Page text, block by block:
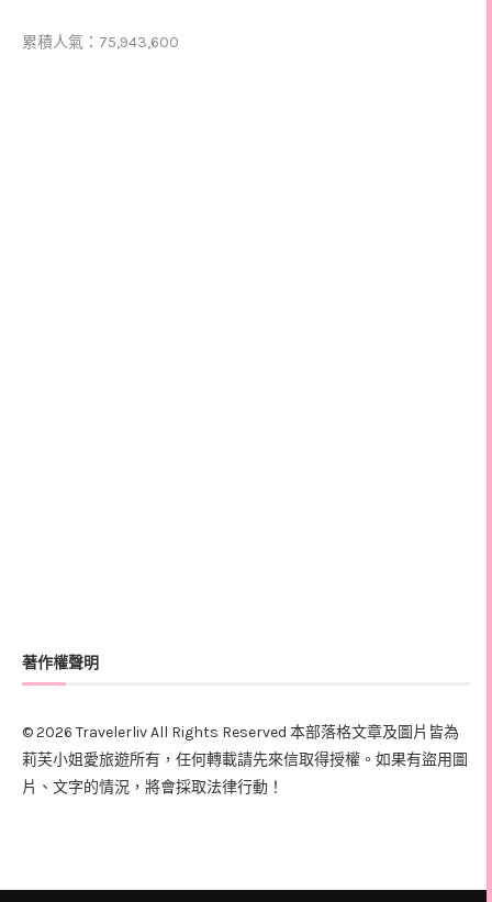
累積人氣：75,943,600
著作權聲明
© 2026 Travelerliv All Rights Reserved 本部落格文章及圖片皆為
莉芙小姐愛旅遊所有，任何轉載請先來信取得授權。如果有盜用圖
片、文字的情況，將會採取法律行動！